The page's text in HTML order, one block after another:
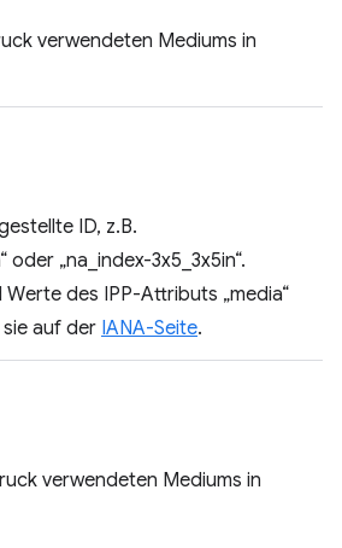
verwendeten Mediums in
ID, z.B.
oder „na_index-3x5_3x5in“.
des IPP-Attributs „media“
sie auf der IANA-Seite.
verwendeten Mediums in